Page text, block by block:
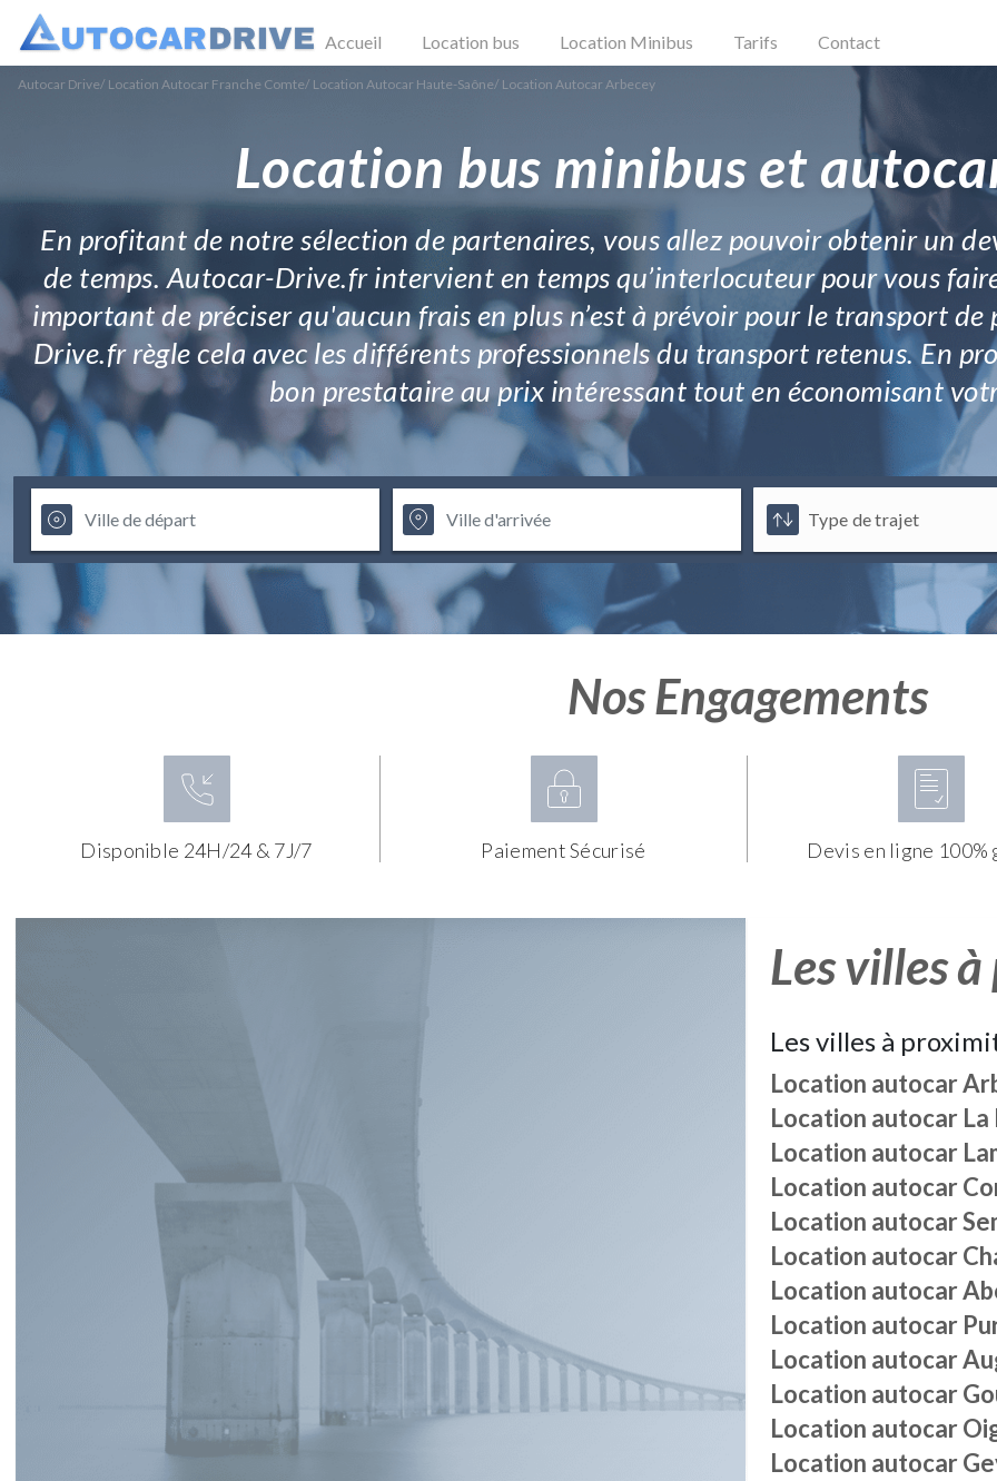
Accueil Location bus Location Minibus Tarifs Contact
Autocar Drive/ Location Autocar Franche Comte/ Location Autocar Haute-Saône/ Location Autocar Arbecey
Location bus minibus et
En profitant de notre sélection de partenaires, vous allez pouvoir obtenir un
de temps. Autocar-Drive.fr intervient en temps qu’interlocuteur pour vous
important de préciser qu'aucun frais en plus n’est à prévoir pour le transport
Drive.fr règle cela avec les différents professionnels du transport retenus. En
bon prestataire au prix intéressant tout en économisant
Nos Engagements
Disponible 24H/24 & 7J/7 Paiement Sécurisé Devis en ligne
Les villes
Les villes à
Location autocar
Location autocar
Location autocar
Location autocar
Location autocar
Location autocar
Location autocar
Location autocar
Location autocar
Location autocar
Location autocar
Location autocar